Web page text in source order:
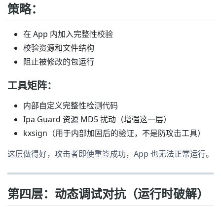
策略：
在 App 内加入完整性校验
校验资源和文件结构
阻止被修改的包运行
工具矩阵：
内部自定义完整性检测代码
Ipa Guard 资源 MD5 扰动（增强这一层）
kxsign（用于内部加固后的验证，不是防攻击工具）
这层做得好，攻击者即使重签成功，App 也无法正常运行。
第四层：动态调试对抗（运行时破解）